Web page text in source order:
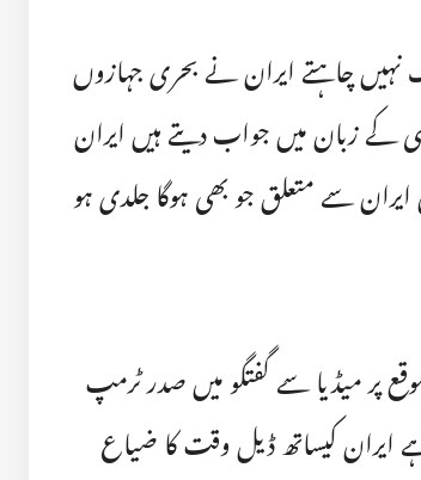
چاہتے ایران نے بحری جہازوں
کے زبان میں جواب دیتے ہیں ایران
دیتے ہیں ایران سے متعلق جو بھی ہوگا جلدی ہو
پر میڈیا سے گفتگو میں صدر ٹرمپ
ایران کیساتھ ڈیل وقت کا ضیاع